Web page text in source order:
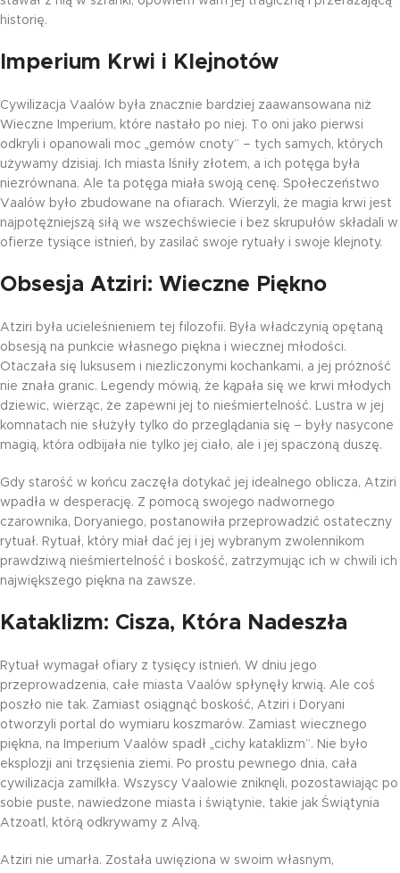
historię.
Imperium Krwi i Klejnotów
Cywilizacja Vaalów była znacznie bardziej zaawansowana niż
Wieczne Imperium, które nastało po niej. To oni jako pierwsi
odkryli i opanowali moc „gemów cnoty” – tych samych, których
używamy dzisiaj. Ich miasta lśniły złotem, a ich potęga była
niezrównana. Ale ta potęga miała swoją cenę. Społeczeństwo
Vaalów było zbudowane na ofiarach. Wierzyli, że magia krwi jest
najpotężniejszą siłą we wszechświecie i bez skrupułów składali w
ofierze tysiące istnień, by zasilać swoje rytuały i swoje klejnoty.
Obsesja Atziri: Wieczne Piękno
Atziri była ucieleśnieniem tej filozofii. Była władczynią opętaną
obsesją na punkcie własnego piękna i wiecznej młodości.
Otaczała się luksusem i niezliczonymi kochankami, a jej próżność
nie znała granic. Legendy mówią, że kąpała się we krwi młodych
dziewic, wierząc, że zapewni jej to nieśmiertelność. Lustra w jej
komnatach nie służyły tylko do przeglądania się – były nasycone
magią, która odbijała nie tylko jej ciało, ale i jej spaczoną duszę.
Gdy starość w końcu zaczęła dotykać jej idealnego oblicza, Atziri
wpadła w desperację. Z pomocą swojego nadwornego
czarownika, Doryaniego, postanowiła przeprowadzić ostateczny
rytuał. Rytuał, który miał dać jej i jej wybranym zwolennikom
prawdziwą nieśmiertelność i boskość, zatrzymując ich w chwili ich
największego piękna na zawsze.
Kataklizm: Cisza, Która Nadeszła
Rytuał wymagał ofiary z tysięcy istnień. W dniu jego
przeprowadzenia, całe miasta Vaalów spłynęły krwią. Ale coś
poszło nie tak. Zamiast osiągnąć boskość, Atziri i Doryani
otworzyli portal do wymiaru koszmarów. Zamiast wiecznego
piękna, na Imperium Vaalów spadł „cichy kataklizm”. Nie było
eksplozji ani trzęsienia ziemi. Po prostu pewnego dnia, cała
cywilizacja zamilkła. Wszyscy Vaalowie zniknęli, pozostawiając po
sobie puste, nawiedzone miasta i świątynie, takie jak Świątynia
Atzoatl, którą odkrywamy z Alvą.
Atziri nie umarła. Została uwięziona w swoim własnym,